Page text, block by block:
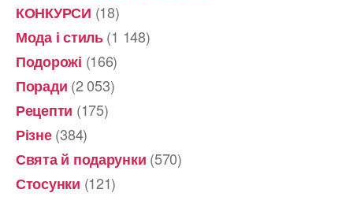
КОНКУРСИ (18)
Мода і стиль(1 148)
Подорожі (166)
Поради (2 053)
Рецепти (175)
Різне(384)
Свята й подарунки (570)
Стосунки (121)